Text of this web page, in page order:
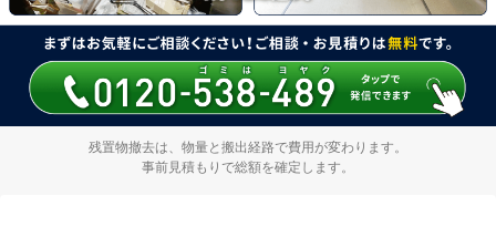
残置物撤去は、物量と搬出経路で費用が変わります。
事前見積もりで総額を確定します。